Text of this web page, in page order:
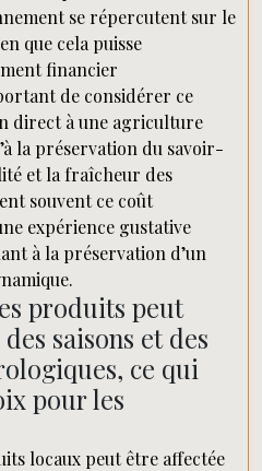
se répercutent sur le
que cela puisse
financier
de considérer ce
direct à une agriculture
la préservation du savoir-
et la fraîcheur des
souvent ce coût
expérience gustative
à la préservation d’un
produits peut
saisons et des
ce qui
pour les
locaux peut être affectée